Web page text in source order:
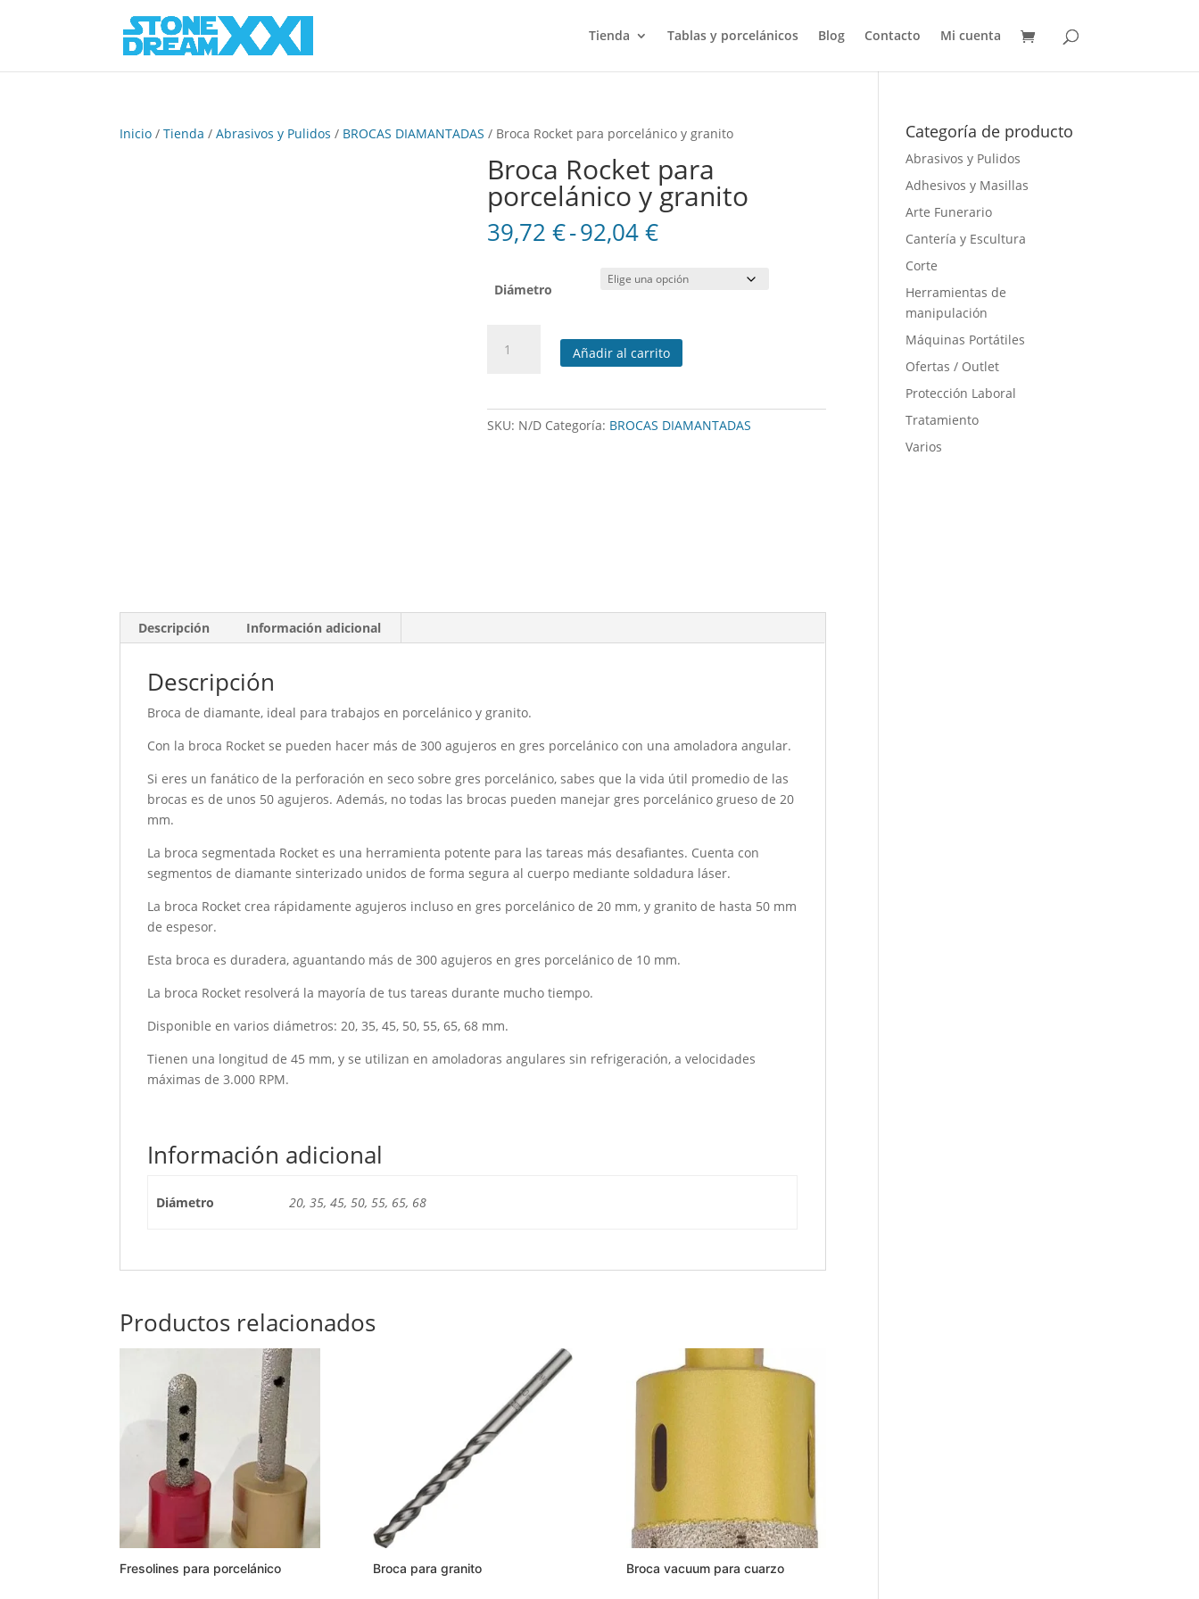
Tienda Tablas y porcelánicos Blog Contacto Mi cuenta
Inicio /Tienda /Abrasivos y Pulidos / BROCAS DIAMANTADAS / Broca Rocket para porcelánico y granito
Broca Rocket para
porcelánico y granito
39,72€-92,04€Rango
precios:
desde
hasta
92,04 €
Diámetro
Rocket
Añadir al carrito
SKU: N/D Categoría: BROCAS DIAMANTADAS
Descripción Información adicional
Descripción
Broca de diamante, ideal para trabajos en porcelánico y granito.
Con la broca Rocket se pueden hacer más de 300 agujeros en gres porcelánico con una amoladora angular.
Si eres un fanático de la perforación en seco sobre gres porcelánico, sabes que la vida útil promedio de las
brocas es de unos 50 agujeros. Además, no todas las brocas pueden manejar gres porcelánico grueso de 20
mm.
La broca segmentada Rocket es una herramienta potente para las tareas más desafiantes. Cuenta con
segmentos de diamante sinterizado unidos de forma segura al cuerpo mediante soldadura láser.
La broca Rocket crea rápidamente agujeros incluso en gres porcelánico de 20 mm, y granito de hasta 50 mm
de espesor.
Esta broca es duradera, aguantando más de 300 agujeros en gres porcelánico de 10 mm.
La broca Rocket resolverá la mayoría de tus tareas durante mucho tiempo.
Disponible en varios diámetros: 20, 35, 45, 50, 55, 65, 68 mm.
Tienen una longitud de 45 mm, y se utilizan en amoladoras angulares sin refrigeración, a velocidades
máximas de 3.000 RPM.
Información adicional
Diámetro 20, 35, 45, 50, 55, 65, 68
Productos relacionados
Fresolines para porcelánico Broca para granito Broca vacuum para cuarzo
Categoría de producto
Abrasivos y Pulidos
Adhesivos y Masillas
Arte Funerario
Cantería y Escultura
Corte
Herramientas de
manipulación
Máquinas Portátiles
Ofertas / Outlet
Protección Laboral
Tratamiento
Varios